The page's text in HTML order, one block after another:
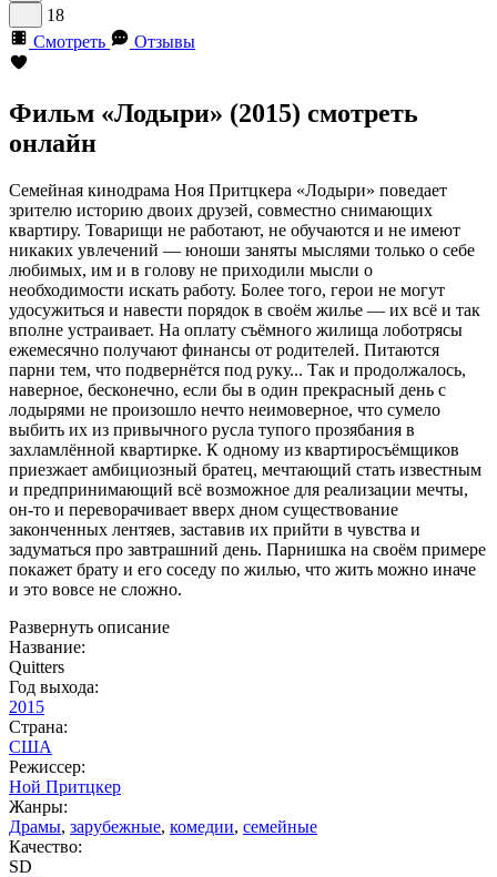
18
Смотреть
Отзывы
Фильм «Лодыри» (2015) смотреть
онлайн
Семейная кинодрама Ноя Притцкера «Лодыри» поведает
зрителю историю двоих друзей, совместно снимающих
квартиру. Товарищи не работают, не обучаются и не имеют
никаких увлечений — юноши заняты мыслями только о себе
любимых, им и в голову не приходили мысли о
необходимости искать работу. Более того, герои не могут
удосужиться и навести порядок в своём жилье — их всё и так
вполне устраивает. На оплату съёмного жилища лоботрясы
ежемесячно получают финансы от родителей. Питаются
парни тем, что подвернётся под руку... Так и продолжалось,
наверное, бесконечно, если бы в один прекрасный день с
лодырями не произошло нечто неимоверное, что сумело
выбить их из привычного русла тупого прозябания в
захламлённой квартирке. К одному из квартиросъёмщиков
приезжает амбициозный братец, мечтающий стать известным
и предпринимающий всё возможное для реализации мечты,
он-то и переворачивает вверх дном существование
законченных лентяев, заставив их прийти в чувства и
задуматься про завтрашний день. Парнишка на своём примере
покажет брату и его соседу по жилью, что жить можно иначе
и это вовсе не сложно.
Развернуть описание
Название:
Quitters
Год выхода:
2015
Страна:
США
Режиссер:
Ной Притцкер
Жанры:
Драмы, зарубежные, комедии, семейные
Качество:
SD